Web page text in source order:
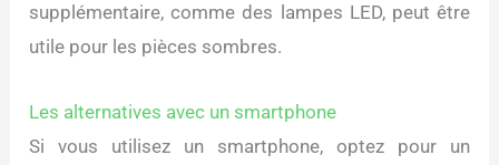
supplémentaire, comme des lampes LED, peut être
utile pour les pièces sombres.
Les alternatives avec un smartphone
Si vous utilisez un smartphone, optez pour un